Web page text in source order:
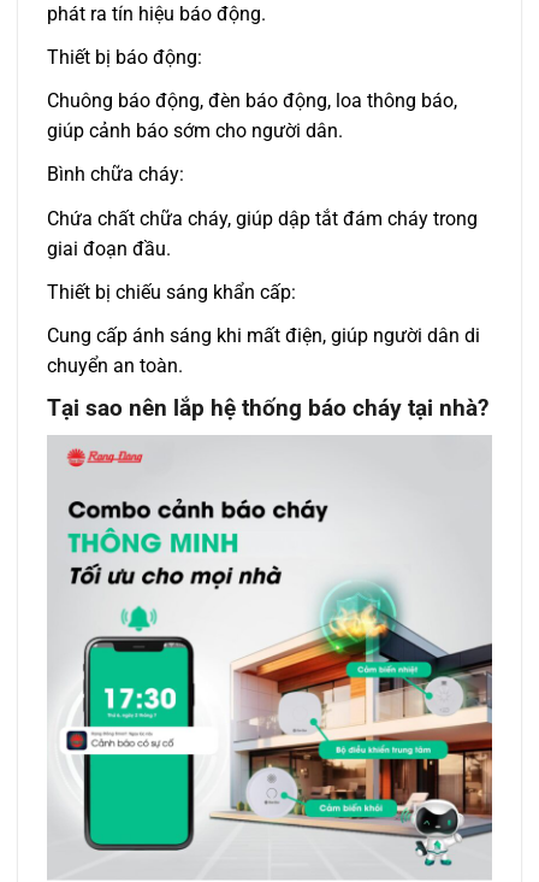
phát ra tín hiệu báo động.
Thiết bị báo động:
Chuông báo động, đèn báo động, loa thông báo,
giúp cảnh báo sớm cho người dân.
Bình chữa cháy:
Chứa chất chữa cháy, giúp dập tắt đám cháy trong
giai đoạn đầu.
Thiết bị chiếu sáng khẩn cấp:
Cung cấp ánh sáng khi mất điện, giúp người dân di
chuyển an toàn.
Tại sao nên lắp hệ thống báo cháy tại nhà?